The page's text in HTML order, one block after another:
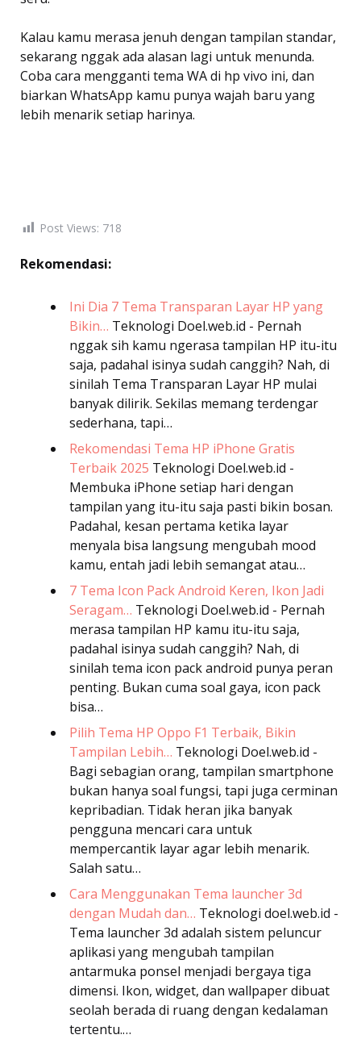
Kalau kamu merasa jenuh dengan tampilan standar,
sekarang nggak ada alasan lagi untuk menunda.
Coba cara mengganti tema WA di hp vivo ini, dan
biarkan WhatsApp kamu punya wajah baru yang
lebih menarik setiap harinya.
Post Views: 718
Rekomendasi:
Ini Dia 7 Tema Transparan Layar HP yang
Bikin… Teknologi Doel.web.id - Pernah
nggak sih kamu ngerasa tampilan HP itu-itu
saja, padahal isinya sudah canggih? Nah, di
sinilah Tema Transparan Layar HP mulai
banyak dilirik. Sekilas memang terdengar
sederhana, tapi…
Rekomendasi Tema HP iPhone Gratis
Terbaik 2025 Teknologi Doel.web.id -
Membuka iPhone setiap hari dengan
tampilan yang itu-itu saja pasti bikin bosan.
Padahal, kesan pertama ketika layar
menyala bisa langsung mengubah mood
kamu, entah jadi lebih semangat atau…
7 Tema Icon Pack Android Keren, Ikon Jadi
Seragam… Teknologi Doel.web.id - Pernah
merasa tampilan HP kamu itu-itu saja,
padahal isinya sudah canggih? Nah, di
sinilah tema icon pack android punya peran
penting. Bukan cuma soal gaya, icon pack
bisa…
Pilih Tema HP Oppo F1 Terbaik, Bikin
Tampilan Lebih… Teknologi Doel.web.id -
Bagi sebagian orang, tampilan smartphone
bukan hanya soal fungsi, tapi juga cerminan
kepribadian. Tidak heran jika banyak
pengguna mencari cara untuk
mempercantik layar agar lebih menarik.
Salah satu…
Cara Menggunakan Tema launcher 3d
dengan Mudah dan… Teknologi doel.web.id -
Tema launcher 3d adalah sistem peluncur
aplikasi yang mengubah tampilan
antarmuka ponsel menjadi bergaya tiga
dimensi. Ikon, widget, dan wallpaper dibuat
seolah berada di ruang dengan kedalaman
tertentu.…